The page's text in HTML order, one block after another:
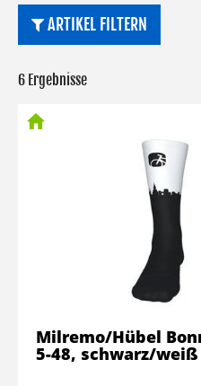
ARTIKEL FILTERN
6 Ergebnisse
Milremo/Hübel
5-48, schwarz/weiß